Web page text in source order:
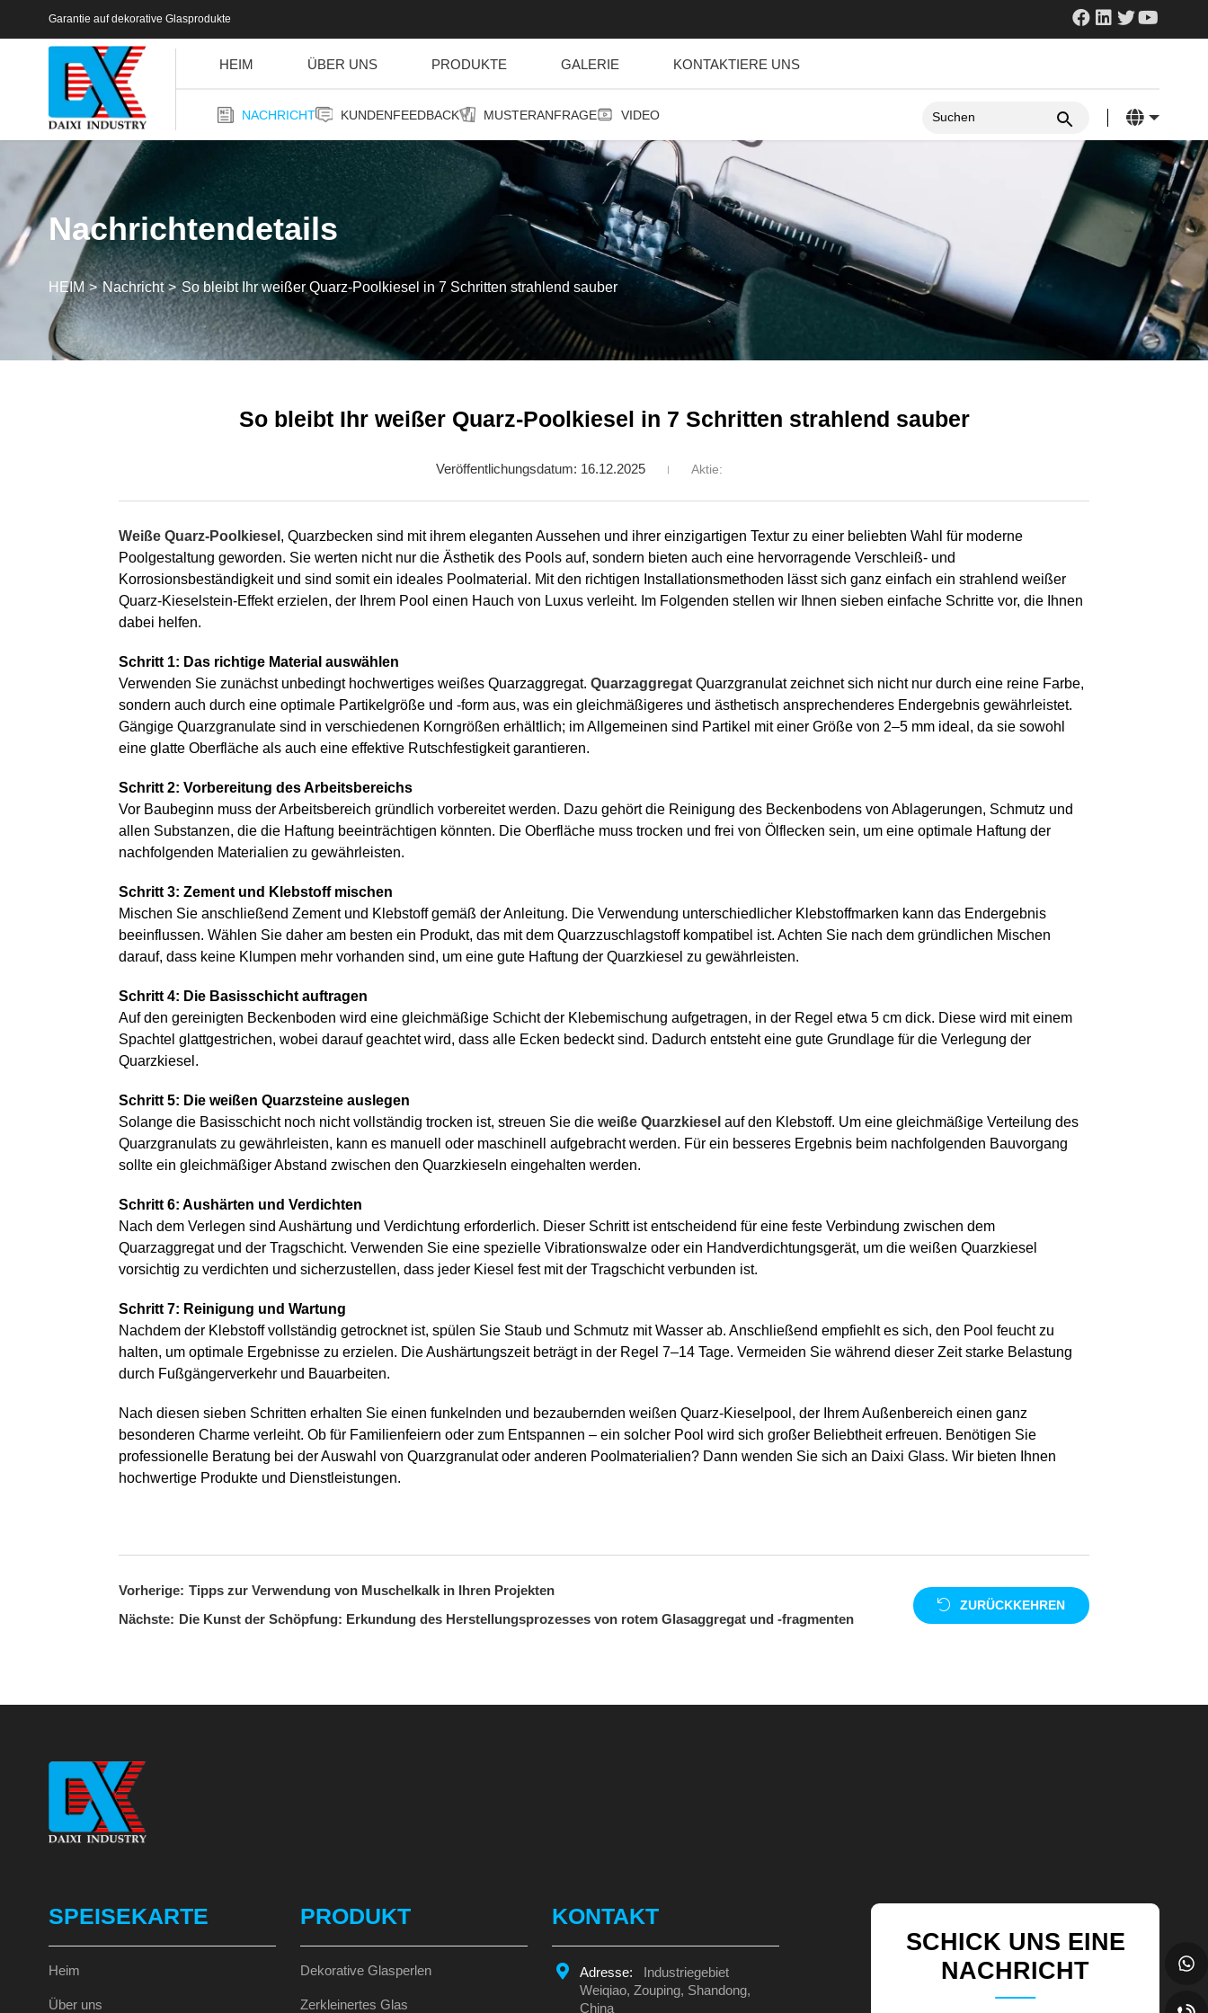
Garantie auf dekorative Glasprodukte
HEIM ÜBER UNS PRODUKTE GALERIE KONTAKTIERE UNS
NACHRICHT KUNDENFEEDBACK MUSTERANFRAGE VIDEO
Nachrichtendetails
HEIM Nachricht So bleibt Ihr weißer Quarz-Poolkiesel in 7 Schritten strahlend sauber
So bleibt Ihr weißer Quarz-Poolkiesel in 7 Schritten strahlend sauber
Veröffentlichungsdatum: 16.12.2025 Aktie:
Weiße Quarz-Poolkiesel , Quarzbecken sind mit ihrem eleganten Aussehen und ihrer einzigartigen Textur zu einer beliebten Wahl für moderne
Poolgestaltung geworden. Sie werten nicht nur die Ästhetik des Pools auf, sondern bieten auch eine hervorragende Verschleiß- und
Korrosionsbeständigkeit und sind somit ein ideales Poolmaterial. Mit den richtigen Installationsmethoden lässt sich ganz einfach ein strahlend weißer
Quarz-Kieselstein-Effekt erzielen, der Ihrem Pool einen Hauch von Luxus verleiht. Im Folgenden stellen wir Ihnen sieben einfache Schritte vor, die Ihnen
dabei helfen.
Schritt 1: Das richtige Material auswählen
Verwenden Sie zunächst unbedingt hochwertiges weißes Quarzaggregat. Quarzaggregat Quarzgranulat zeichnet sich nicht nur durch eine reine Farbe,
sondern auch durch eine optimale Partikelgröße und -form aus, was ein gleichmäßigeres und ästhetisch ansprechenderes Endergebnis gewährleistet.
Gängige Quarzgranulate sind in verschiedenen Korngrößen erhältlich; im Allgemeinen sind Partikel mit einer Größe von 2–5 mm ideal, da sie sowohl
eine glatte Oberfläche als auch eine effektive Rutschfestigkeit garantieren.
Schritt 2: Vorbereitung des Arbeitsbereichs
Vor Baubeginn muss der Arbeitsbereich gründlich vorbereitet werden. Dazu gehört die Reinigung des Beckenbodens von Ablagerungen, Schmutz und
allen Substanzen, die die Haftung beeinträchtigen könnten. Die Oberfläche muss trocken und frei von Ölflecken sein, um eine optimale Haftung der
nachfolgenden Materialien zu gewährleisten.
Schritt 3: Zement und Klebstoff mischen
Mischen Sie anschließend Zement und Klebstoff gemäß der Anleitung. Die Verwendung unterschiedlicher Klebstoffmarken kann das Endergebnis
beeinflussen. Wählen Sie daher am besten ein Produkt, das mit dem Quarzzuschlagstoff kompatibel ist. Achten Sie nach dem gründlichen Mischen
darauf, dass keine Klumpen mehr vorhanden sind, um eine gute Haftung der Quarzkiesel zu gewährleisten.
Schritt 4: Die Basisschicht auftragen
Auf den gereinigten Beckenboden wird eine gleichmäßige Schicht der Klebemischung aufgetragen, in der Regel etwa 5 cm dick. Diese wird mit einem
Spachtel glattgestrichen, wobei darauf geachtet wird, dass alle Ecken bedeckt sind. Dadurch entsteht eine gute Grundlage für die Verlegung der
Quarzkiesel.
Schritt 5: Die weißen Quarzsteine auslegen
Solange die Basisschicht noch nicht vollständig trocken ist, streuen Sie die weiße Quarzkiesel auf den Klebstoff. Um eine gleichmäßige Verteilung des
Quarzgranulats zu gewährleisten, kann es manuell oder maschinell aufgebracht werden. Für ein besseres Ergebnis beim nachfolgenden Bauvorgang
sollte ein gleichmäßiger Abstand zwischen den Quarzkieseln eingehalten werden.
Schritt 6: Aushärten und Verdichten
Nach dem Verlegen sind Aushärtung und Verdichtung erforderlich. Dieser Schritt ist entscheidend für eine feste Verbindung zwischen dem
Quarzaggregat und der Tragschicht. Verwenden Sie eine spezielle Vibrationswalze oder ein Handverdichtungsgerät, um die weißen Quarzkiesel
vorsichtig zu verdichten und sicherzustellen, dass jeder Kiesel fest mit der Tragschicht verbunden ist.
Schritt 7: Reinigung und Wartung
Nachdem der Klebstoff vollständig getrocknet ist, spülen Sie Staub und Schmutz mit Wasser ab. Anschließend empfiehlt es sich, den Pool feucht zu
halten, um optimale Ergebnisse zu erzielen. Die Aushärtungszeit beträgt in der Regel 7–14 Tage. Vermeiden Sie während dieser Zeit starke Belastung
durch Fußgängerverkehr und Bauarbeiten.
Nach diesen sieben Schritten erhalten Sie einen funkelnden und bezaubernden weißen Quarz-Kieselpool, der Ihrem Außenbereich einen ganz
besonderen Charme verleiht. Ob für Familienfeiern oder zum Entspannen – ein solcher Pool wird sich großer Beliebtheit erfreuen. Benötigen Sie
professionelle Beratung bei der Auswahl von Quarzgranulat oder anderen Poolmaterialien? Dann wenden Sie sich an Daixi Glass. Wir bieten Ihnen
hochwertige Produkte und Dienstleistungen.
Vorherige: Tipps zur Verwendung von Muschelkalk in Ihren Projekten
Nächste: Die Kunst der Schöpfung: Erkundung des Herstellungsprozesses von rotem Glasaggregat und -fragmenten
ZURÜCKKEHREN
SPEISEKARTE
Heim
Über uns
PRODUKT
Dekorative Glasperlen
Zerkleinertes Glas
KONTAKT
Adresse:
Industriegebiet
Weiqiao, Zouping, Shandong,
China
SCHICK UNS EINE
NACHRICHT